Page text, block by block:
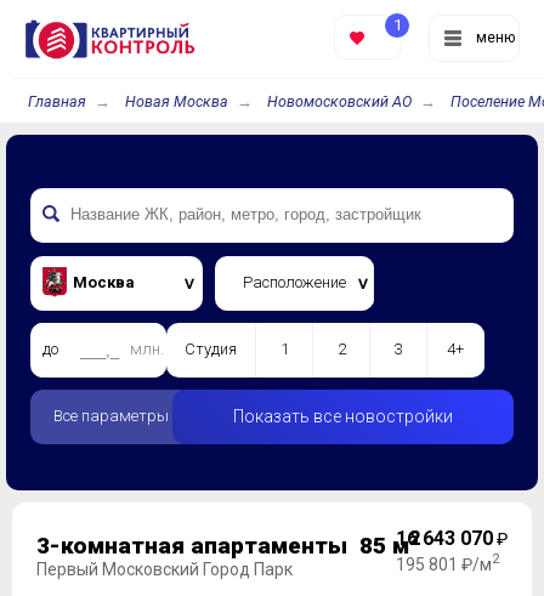
меню
1
Главная Новая Москва Новомосковский АО Поселение
Москва Расположение
до млн. Студия 1 2 3 4+
Все параметры Показать все новостройки
3-комнатная апартаменты 85 м2
Первый Московский Город Парк
16 643 070₽
195 801 ₽/м2